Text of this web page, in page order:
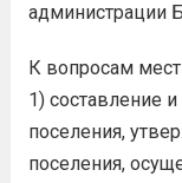
администрации
К вопросам
1) составление
поселения,
поселения,